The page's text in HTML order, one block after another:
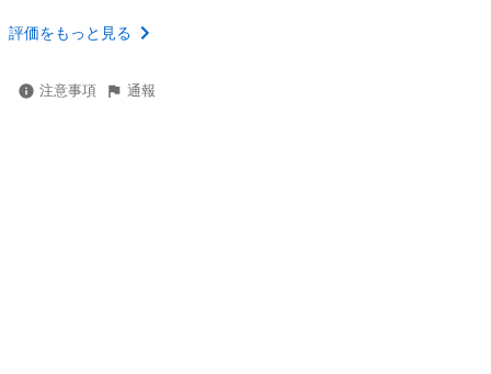
評価をもっと見る
注意事項 通報